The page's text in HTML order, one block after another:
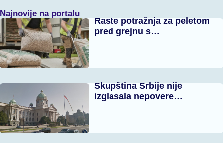
Najnovije na portalu
Raste potražnja za peletom
pred grejnu s…
Skupština Srbije nije
izglasala nepovere…